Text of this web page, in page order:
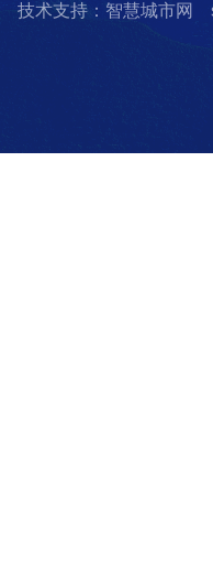
技术支持：智慧城市网